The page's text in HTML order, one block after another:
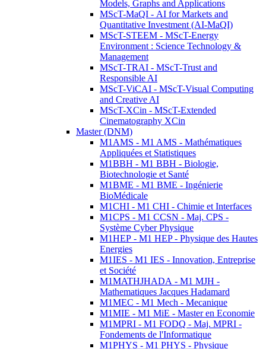
Models, Graphs and Applications
MScT-MaQI - AI for Markets and
Quantitative Investment (AI-MaQI)
MScT-STEEM - MScT-Energy
Environment : Science Technology &
Management
MScT-TRAI - MScT-Trust and
Responsible AI
MScT-ViCAI - MScT-Visual Computing
and Creative AI
MScT-XCin - MScT-Extended
Cinematography XCin
Master (DNM)
M1AMS - M1 AMS - Mathématiques
Appliquées et Statistiques
M1BBH - M1 BBH - Biologie,
Biotechnologie et Santé
M1BME - M1 BME - Ingénierie
BioMédicale
M1CHI - M1 CHI - Chimie et Interfaces
M1CPS - M1 CCSN - Maj. CPS -
Système Cyber Physique
M1HEP - M1 HEP - Physique des Hautes
Energies
M1IES - M1 IES - Innovation, Entreprise
et Société
M1MATHJHADA - M1 MJH -
Mathematiques Jacques Hadamard
M1MEC - M1 Mech - Mecanique
M1MIE - M1 MiE - Master en Economie
M1MPRI - M1 FODQ - Maj. MPRI -
Fondements de l'Informatique
M1PHYS - M1 PHYS - Physique